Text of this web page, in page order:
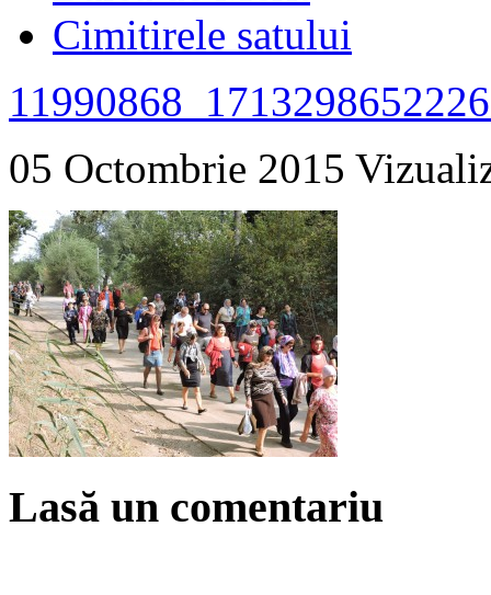
Cimitirele satului
05 Octombrie 2015
Lasă un comentariu